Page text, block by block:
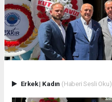
Erkek| Kadın (Haberi Sesli Oku)